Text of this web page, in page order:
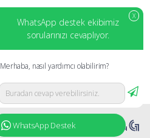
X
WhatsApp destek ekibimiz
sorularınızı cevaplıyor.
Merhaba, nasıl yardımcı olabilirim?
WhatsApp Destek